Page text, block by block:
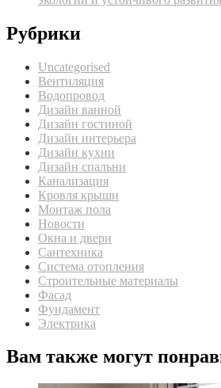
Рубрики
Uncategorised
Вентиляция
Водопровод
Дизайн ванной
Дизайн гостиной
Дизайн интерьера
Дизайн кухни
Дизайн спальни
Канализация
Кровля крыши
Монтаж пола
Новости
Окна и двери
Сантехника
Система отопления
Строительные материалы
Фасад
Фундамент
Электрика
Вам также могут